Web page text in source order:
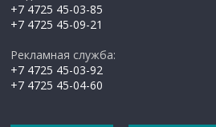
+7 4725 45-03-85
+7 4725 45-09-21
Рекламная служба:
+7 4725 45-03-92
+7 4725 45-04-60